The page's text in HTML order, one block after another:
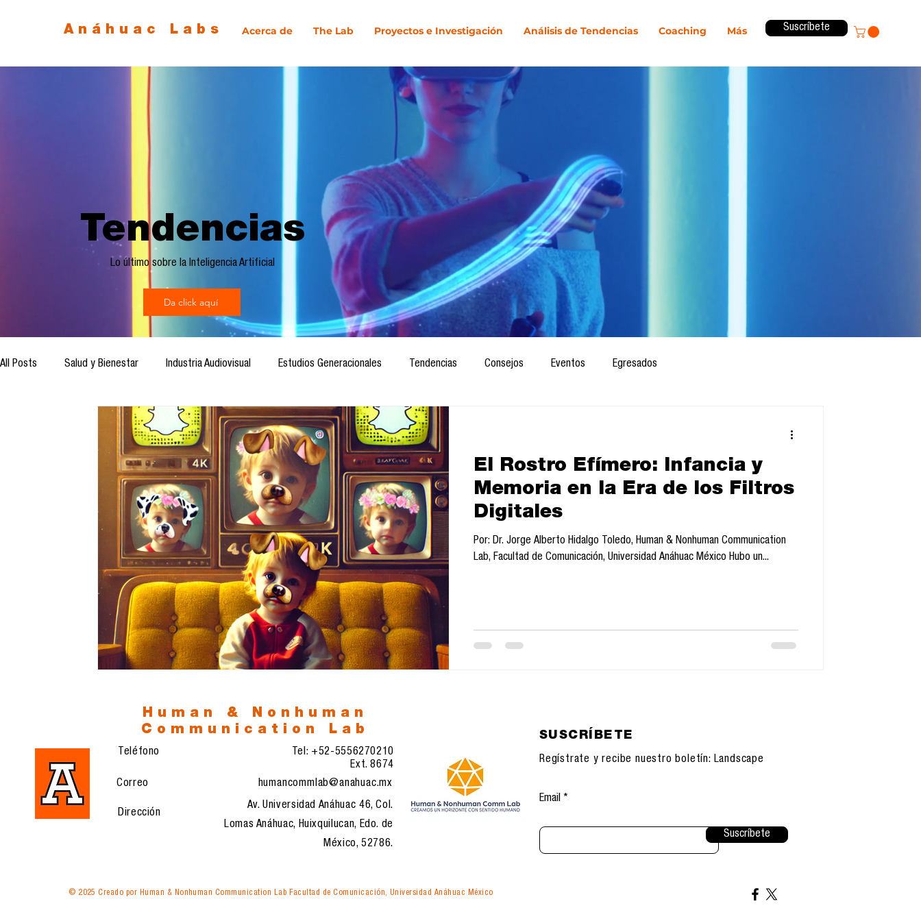
Anáhuac Labs Acerca de The Lab Proyectos e Investigación Análisis de Tendencias Coaching Más Suscríbete
Tendencias
Lo último sobre la Inteligencia Artificial
Da click aquí
All Posts Salud y Bienestar Industria Audiovisual Estudios Generacionales Tendencias Consejos Eventos Egresados
Cultura Digital Comunicación y Sociedad Marketing digital
Ética de la Comunicación Investigación H&NhCL CICA/Sintaxis Revista ComA Observatorio Software del mes Cursos
Casos de estudio Novedades Podcast Video Informes de investigación
Análisis de tendencias
El Rostro Efímero: Infancia y
Memoria en la Era de los Filtros
Digitales
Por: Dr. Jorge Alberto Hidalgo Toledo, Human & Nonhuman Communication
Lab, Facultad de Comunicación, Universidad Anáhuac México Hubo un...
Human & Nonhuman
Communication Lab
Teléfono
Tel: +52-5556270210
Ext. 8674
humancommlab@anahuac.mx
Av. Universidad Anáhuac 46, Col.
Lomas Anáhuac, Huixquilucan, Edo. de
México, 52786.
Correo
Dirección
SUSCRÍBETE
Regístrate y recibe nuestro boletín: Landscape
Email
Suscríbete
© 2025 Creado por Human & Nonhuman Communication Lab Facultad de Comunicación, Universidad Anáhuac México